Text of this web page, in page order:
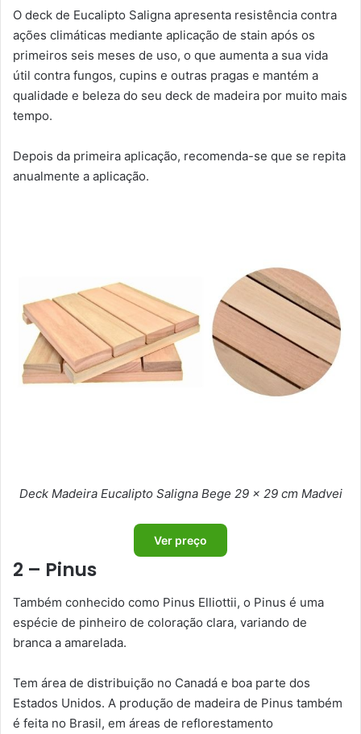
O deck de Eucalipto Saligna apresenta resistência contra
ações climáticas mediante aplicação de stain após os
primeiros seis meses de uso, o que aumenta a sua vida
útil contra fungos, cupins e outras pragas e mantém a
qualidade e beleza do seu deck de madeira por muito mais
tempo.
Depois da primeira aplicação, recomenda-se que se repita
anualmente a aplicação.
Deck Madeira Eucalipto Saligna Bege 29 x 29 cm Madvei
Ver preço
2 – Pinus
Também conhecido como Pinus Elliottii, o Pinus é uma
espécie de pinheiro de coloração clara, variando de
branca a amarelada.
Tem área de distribuição no Canadá e boa parte dos
Estados Unidos. A produção de madeira de Pinus também
é feita no Brasil, em áreas de reflorestamento